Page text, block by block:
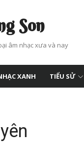
Son
âm nhạc xưa và nay
XANH TIỂU SỬ